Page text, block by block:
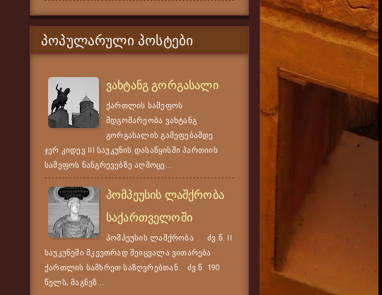
ᲞᲝᲞᲣᲚᲐᲠᲣᲚᲘ ᲞᲝᲡᲢᲔᲑᲘ
ვახტანგ გორგასალი
ქართლის სამეფოს
მდგომარეობა ვახტანგ
გორგასალის გამეფებამდე
ჯერ კიდევ III საუკუნის დასაწყისში პართიის
სამეფოს ნანგრევებზე აღმოცე...
პომპეუსის ლაშქრობა
საქართველოში
პომპეუსის ლაშქრობა ძვ.წ. II
საუკუნეში მკვეთრად შეიცვალა ვითარება
ქართლის სამხრეთ საზღვრებთან. ძვ.წ. 190
წელს, მაგნეზ...